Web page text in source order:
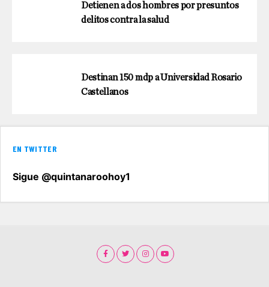
Detienen a dos hombres por presuntos
delitos contra la salud
Destinan 150 mdp a Universidad Rosario
Castellanos
EN TWITTER
Sigue @quintanaroohoy1